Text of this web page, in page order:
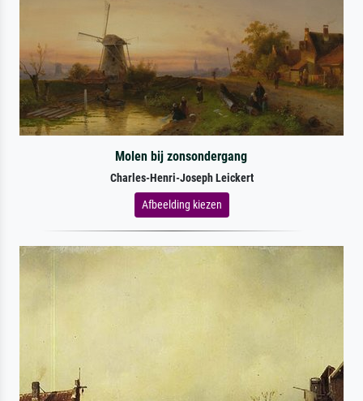
Molen bij zonsondergang
Charles-Henri-Joseph Leickert
Afbeelding kiezen